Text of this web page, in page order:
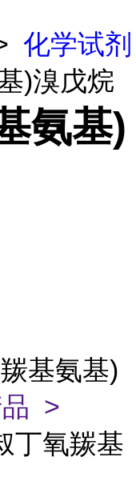
化学试剂
)溴戊烷
氨基)
基氨基)
品 >
丁氧羰基